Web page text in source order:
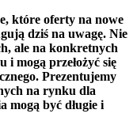
które oferty na nowe
dziś na uwagę. Nie
ale na konkretnych
i mogą przełożyć się
Prezentujemy
na rynku dla
mogą być długie i